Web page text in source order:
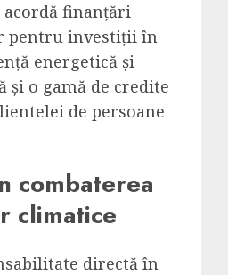
acordă finanțări
pentru investiții în
energetică și
și o gamă de credite
de persoane
combaterea
climatice
directă în